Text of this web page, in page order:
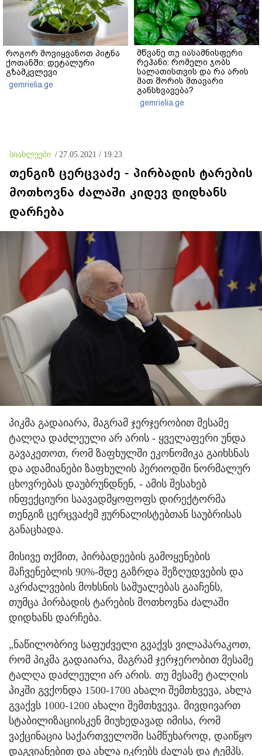
როგორ მოვიყვანოთ პიტნა
ქოთანში: დეტალური
გზამკვლევი
gemrielia.ge
მწვანე თუ იასამნისფერი
რეჰანი: რომელი ჯობს
სალათისთვის და რა არის
მათ შორის მთავარი
განსხვავება?
gemrielia.ge
სიახლეები / 27.05.2021 / 19:23
თენგიზ ცერცვაძე - პირბადის ტარების
მოთხოვნა ძალაში კიდევ დიდხანს
დარჩება
პიკმა გადაიარა, მაგრამ ჯერჯერობით მესამე
ტალღა დაძლეული არ არის - ყველაფერი უნდა
გავაკეთოთ, რომ ზაფხულში ეკონომიკა გაიხსნას
და ადამიანები ზაფხულის პერიოდში ნორმალურ
ცხოვრებას დაუბრუნდნენ, - ამის შესახებ
ინფექციური საავადმყოფოფს დირექტორმა
თენგიზ ცერცვაძემ ჟურნალისტებთან საუბრისას
განაცხადა.
მისივე თქმით, პირბადეების გამოყენების
მაჩვენებლის 90%-მდე გაზრდა შეზღუდვების და
აკრძალვების მოხსნის საშუალებას გააჩენს,
თუმცა პირბადის ტარების მოთხოვნა ძალაში
დიდხანს დარჩება.
„ნაწილობრივ საფუძველი გვაქვს ვილაპარაკოთ,
რომ პიკმა გადაიარა, მაგრამ ჯერჯერობით მესამე
ტალღა დაძლეული არ არის. თუ მესამე ტალღის
პიკში გვქონდა 1500-1700 ახალი შემთხვევა, ახლა
გვაქვს 1000-1200 ახალი შემთხვევა. მივდივართ
სტაბილიზაციისკენ მიუხედავად იმისა, რომ
ვაქცინაცია საქართველოში სამწუხაროდ, დაიწყო
დაგვიანებით და ახლა იკრებს ძალას და ტემპს.